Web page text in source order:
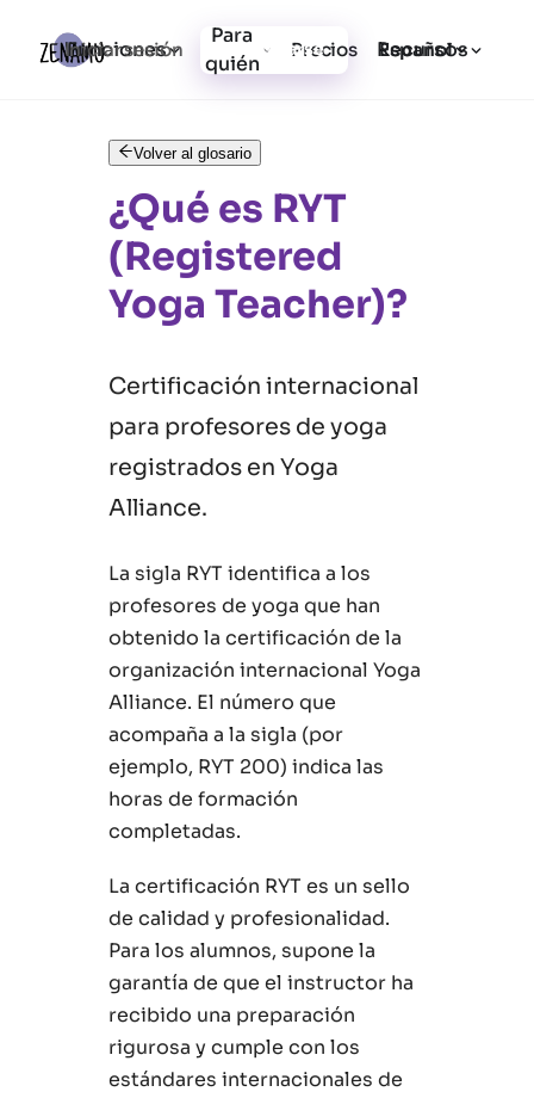
Funciones
Para
quién
Precios Recursos
Iniciar sesión Registrarse Español
Volver al glosario
¿Qué es RYT
(Registered
Yoga Teacher)?
Certificación internacional
para profesores de yoga
registrados en Yoga
Alliance.
La sigla RYT identifica a los
profesores de yoga que han
obtenido la certificación de la
organización internacional Yoga
Alliance. El número que
acompaña a la sigla (por
ejemplo, RYT 200) indica las
horas de formación
completadas.
La certificación RYT es un sello
de calidad y profesionalidad.
Para los alumnos, supone la
garantía de que el instructor ha
recibido una preparación
rigurosa y cumple con los
estándares internacionales de